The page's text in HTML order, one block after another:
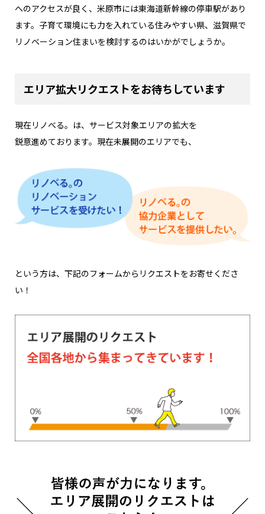
へのアクセスが良く、米原市には東海道新幹線の停車駅があり
ます。子育て環境にも力を入れている住みやすい県、滋賀県で
リノベーション住まいを検討するのはいかがでしょうか。
エリア拡大リクエストをお待ちしています
現在リノベる。は、サービス対象エリアの拡大を
鋭意進めております。現在未展開のエリアでも、
という方は、下記のフォームからリクエストをお寄せくださ
い！